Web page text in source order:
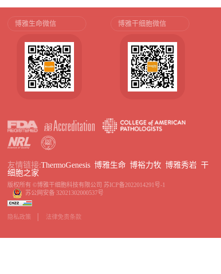
博雅生命微信 博雅干细胞微信
友情链接:ThermoGenesis 博雅生命 博裕力牧 博雅秀岩 干
细胞之家
版权所有 ©博雅干细胞科技有限公司 苏ICP备2022014291号-1
苏公网安备 32021302000537号
隐私政策 法律免责条款